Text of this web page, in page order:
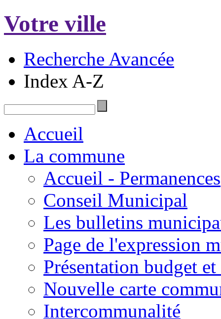
Votre ville
Recherche Avancée
Index A-Z
Accueil
La commune
Accueil - Permanences
Conseil Municipal
Les bulletins
Page de l'expression
Présentation budget
Nouvelle carte
Intercommunalité